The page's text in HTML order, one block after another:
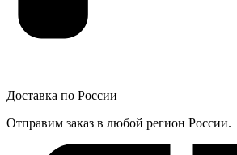
Доставка по России
Отправим заказ в любой регион России.